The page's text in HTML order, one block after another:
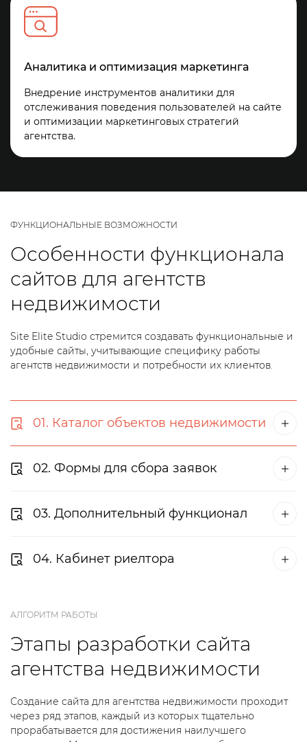
Аналитика и оптимизация маркетинга
Внедрение инструментов аналитики для
отслеживания поведения пользователей на сайте
и оптимизации маркетинговых стратегий
агентства.
ФУНКЦИОНАЛЬНЫЕ ВОЗМОЖНОСТИ
Особенности функционала
сайтов для агентств
недвижимости
Site Elite Studio стремится создавать функциональные и
удобные сайты, учитывающие специфику работы
агентств недвижимости и потребности их клиентов.
01. Каталог объектов недвижимости
02. Формы для сбора заявок
03. Дополнительный функционал
04. Кабинет риелтора
АЛГОРИТМ РАБОТЫ
Этапы разработки сайта
агентства недвижимости
Создание сайта для агентства недвижимости проходит
через ряд этапов, каждый из которых тщательно
прорабатывается для достижения наилучшего